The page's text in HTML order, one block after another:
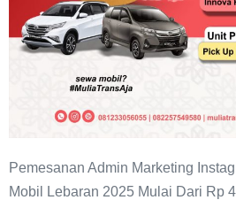
Pemesanan Admin Marketing
Mobil Lebaran 2025 Mulai Dari Rp